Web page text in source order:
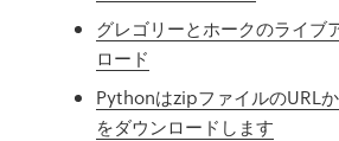
グレゴリーとホークのライブ
ロード
PythonはzipファイルのURL
をダウンロードします